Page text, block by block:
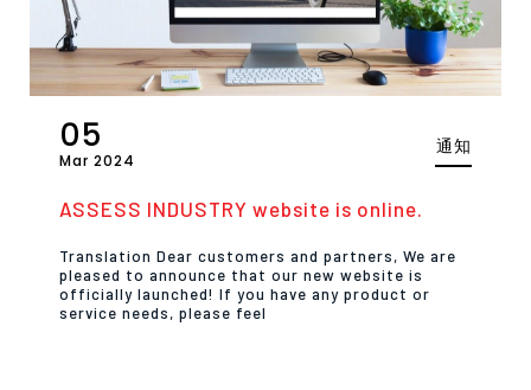
05
Mar 2024
通知
ASSESS INDUSTRY website is online.
Translation Dear customers and partners, We are
pleased to announce that our new website is
officially launched! If you have any product or
service needs, please feel